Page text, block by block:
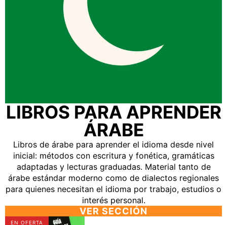
LIBROS PARA APRENDER
ÁRABE
Libros de árabe para aprender el idioma desde nivel
inicial: métodos con escritura y fonética, gramáticas
adaptadas y lecturas graduadas. Material tanto de
árabe estándar moderno como de dialectos regionales
para quienes necesitan el idioma por trabajo, estudios o
interés personal.
VER SECCIÓN
✅GUIA
EN OFERTA